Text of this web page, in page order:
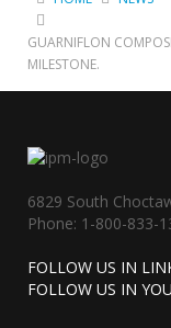
GUARNIFLON
MILESTONE.
6829 South
Phone: 1-800-833-
FOLLOW US IN
FOLLOW US IN